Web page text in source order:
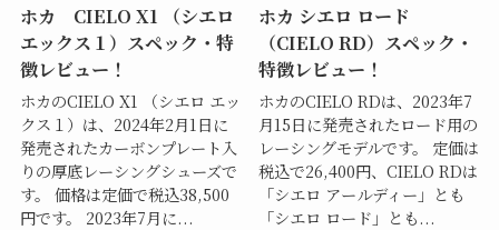
ホカ CIELO X1 （シエロ
エックス１）スペック・特
徴レビュー！
ホカのCIELO X1 （シエロ エッ
クス１）は、2024年2月1日に
発売されたカーボンプレート入
りの厚底レーシングシューズで
す。 価格は定価で税込38,500
円です。 2023年7月に...
ホカ シエロ ロード
（CIELO RD）スペック・
特徴レビュー！
ホカのCIELO RDは、2023年7
月15日に発売されたロード用の
レーシングモデルです。 定価は
税込で26,400円、CIELO RDは
「シエロ アールディー」とも
「シエロ ロード」とも...